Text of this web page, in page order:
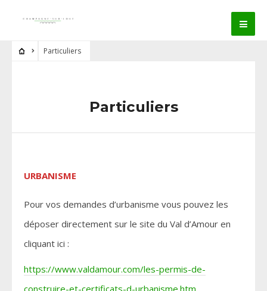
Particuliers
Particuliers
URBANISME
Pour vos demandes d’urbanisme vous pouvez les
déposer directement sur le site du Val d’Amour en
cliquant ici :
https://www.valdamour.com/les-permis-de-